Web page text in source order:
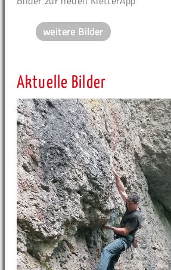
weitere Bilder
Aktuelle Bilder